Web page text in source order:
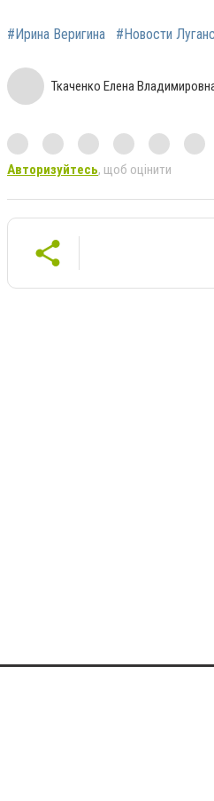
#Ирина Веригина #Новости
Ткаченко Елена
Авторизуйтесь, щоб оцінити